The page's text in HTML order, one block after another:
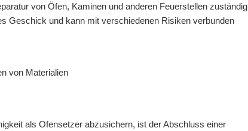
von Öfen, Kaminen und anderen Feuerstellen zuständig
Geschick und kann mit verschiedenen Risiken verbunden
von Materialien
als Ofensetzer abzusichern, ist der Abschluss einer